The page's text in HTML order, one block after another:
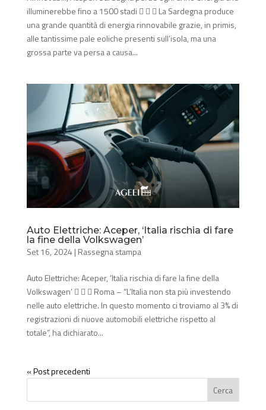
illuminerebbe fino a 1500 stadi    La Sardegna produce
una grande quantità di energia rinnovabile grazie, in primis,
alle tantissime pale eoliche presenti sull’isola, ma una
grossa parte va persa a causa...
Auto Elettriche: Aceper, ‘Italia rischia di fare
la fine della Volkswagen’
Set 16, 2024 | Rassegna stampa
Auto Elettriche: Aceper, ‘Italia rischia di fare la fine della
Volkswagen’    Roma – “L’Italia non sta più investendo
nelle auto elettriche. In questo momento ci troviamo al 3% di
registrazioni di nuove automobili elettriche rispetto al
totale”, ha dichiarato...
« Post precedenti
Cerca